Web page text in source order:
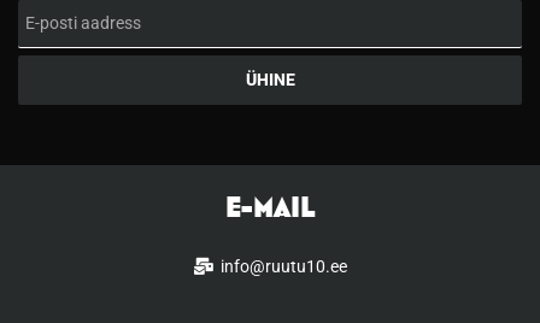
Email
ÜHINE
E-MAIL
info@ruutu10.ee